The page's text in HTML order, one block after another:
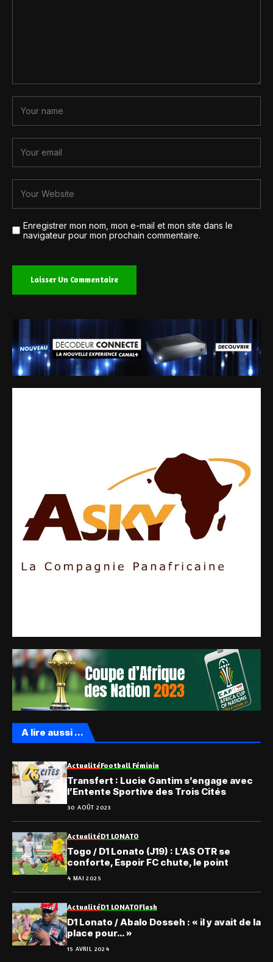
Enregistrer mon nom, mon e-mail et mon site dans le
navigateur pour mon prochain commentaire.
A lire aussi ...
ActualitéFootball Féminin
Transfert : Lucie Gantim s’engage avec
l’Entente Sportive des Trois Cités
30 AOÛT 2023
ActualitéD1 LONATO
Togo / D1 Lonato (J19) : L’AS OTR se
conforte, Espoir FC chute, le point
4 MAI 2025
ActualitéD1 LONATOFlash
D1 Lonato / Abalo Dosseh : « il y avait de la
place pour… »
15 AVRIL 2024